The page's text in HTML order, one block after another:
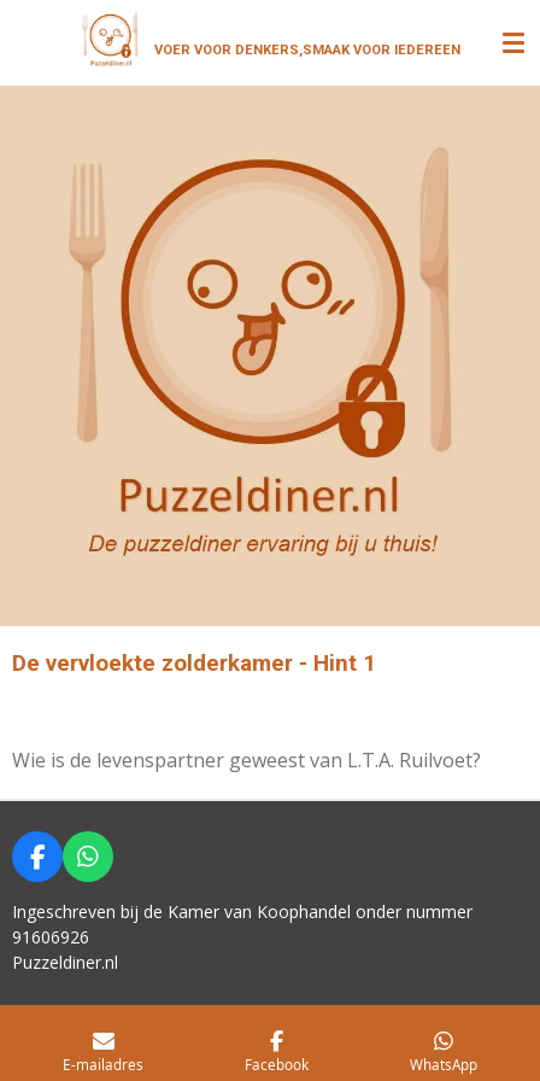
naar
VOER VOOR DENKERS,SMAAK VOOR IEDEREEN
De vervloekte zolderkamer - Hint 1
Wie is de levenspartner geweest van L.T.A. Ruilvoet?
F
A
C
E
B
O
W
H
A
T
S
P
P
Ingeschreven bij de Kamer van Koophandel onder nummer
91606926
Puzzeldiner.nl
E-mailadres Facebook WhatsApp